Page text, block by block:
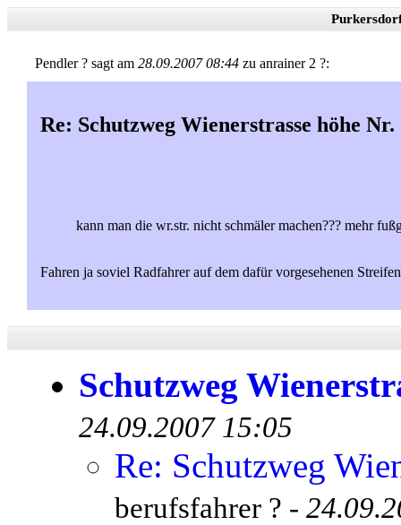
Pendler ? sagt am 28.09.2007 08:44 zu anrainer 2 ?:
Re: Schutzweg Wienerstrasse höhe Nr.
kann man die wr.str. nicht schmäler machen??? mehr
Fahren ja soviel Radfahrer auf dem dafür vorgesehenen
Schutzweg
24.09.2007 15:05
Re: Schutzweg
berufsfahrer ? -